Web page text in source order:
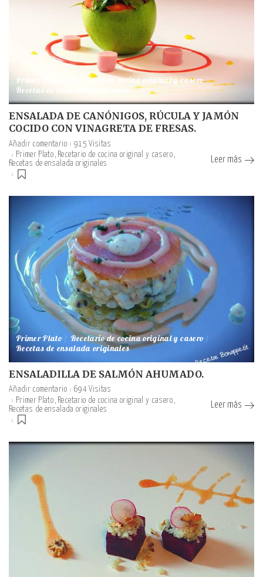
Primer Plato Recetario de cocina original y casero
Recetas de ensalada originales
ENSALADA DE CANÓNIGOS, RÚCULA Y JAMÓN
COCIDO CON VINAGRETA DE FRESAS.
Añadir comentario
915 Visitas
Primer Plato Recetario de cocina original y casero
Recetas de ensalada originales
Leer más
Primer Plato Recetario de cocina original y casero
Recetas de ensalada originales
ENSALADILLA DE SALMÓN AHUMADO.
Añadir comentario
694 Visitas
Primer Plato Recetario de cocina original y casero
Recetas de ensalada originales
Leer más